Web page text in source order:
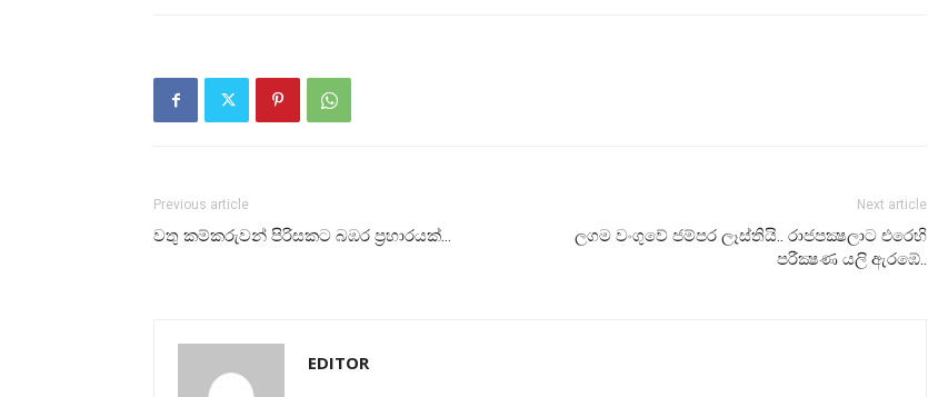
Previous article
වතු කම්කරුවන් පිරිසකට බඹර ප්‍රහාරයක්…
Next article
ලගම වංගුවේ ජම්පර ලෑස්තියි.. රාජපක්‍ෂලාට එරෙහි
පරීක්‍ෂණ යලි ඇරඹේ..
EDITOR